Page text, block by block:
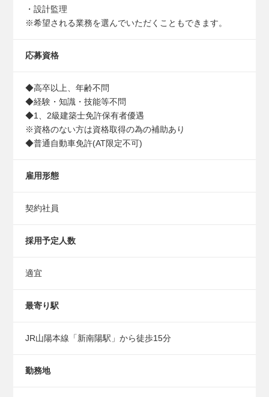
・設計監理
※希望される業務を選んでいただくこともできます。
応募資格
◆高卒以上、年齢不問
◆経験・知識・技能等不問
◆1、2級建築士免許保有者優遇
※資格のない方は資格取得の為の補助あり
◆普通自動車免許(AT限定不可)
雇用形態
契約社員
採用予定人数
適宜
最寄り駅
JR山陽本線「新南陽駅」から徒歩15分
勤務地